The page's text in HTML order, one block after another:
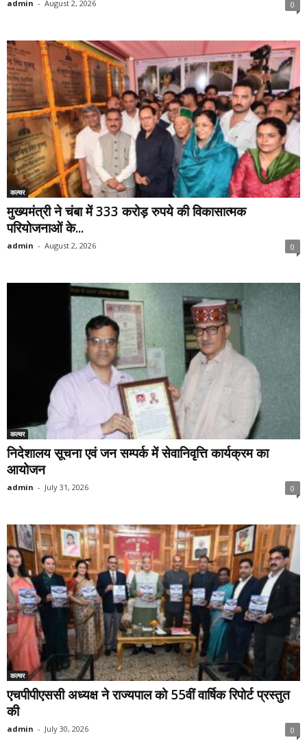
admin - August 2, 2026 0
कल्चर
मुख्यमंत्री ने चंबा में 333 करोड़ रुपये की विकासात्मक
परियोजनाओं के...
admin - August 2, 2026 0
कल्चर
निदेशालय सूचना एवं जन सम्पर्क में सेवानिवृत्ति कार्यक्रम का
आयोजन
admin - July 31, 2026 0
कल्चर
एचपीपीएससी अध्यक्ष ने राज्यपाल को 55वीं वार्षिक रिपोर्ट प्रस्तुत
की
admin - July 30, 2026 0